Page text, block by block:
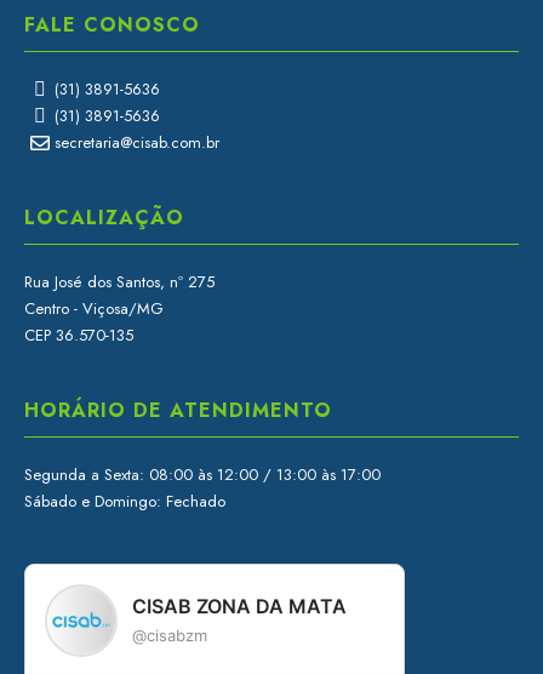
FALE CONOSCO
(31) 3891-5636
(31) 3891-5636
secretaria@cisab.com.br
LOCALIZAÇÃO
Rua José dos Santos, nº 275
Centro - Viçosa/MG
CEP 36.570-135
HORÁRIO DE ATENDIMENTO
Segunda a Sexta: 08:00 às 12:00 / 13:00 às 17:00
Sábado e Domingo: Fechado
CISAB ZONA DA MATA
@cisabzm